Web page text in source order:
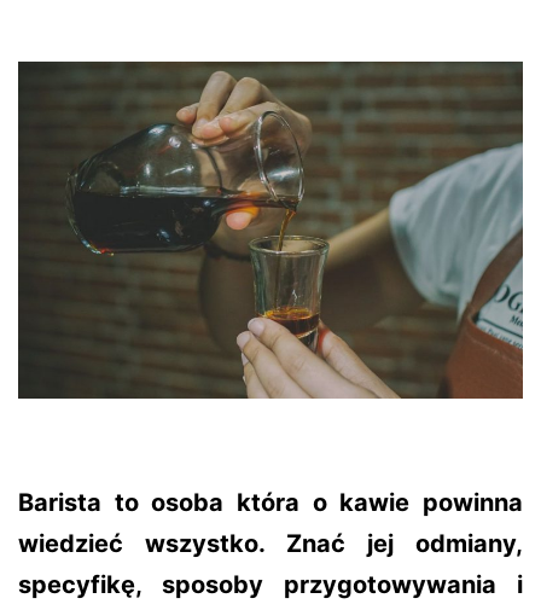
Barista to osoba która o kawie powinna
wiedzieć wszystko. Znać jej odmiany,
specyfikę, sposoby przygotowywania i